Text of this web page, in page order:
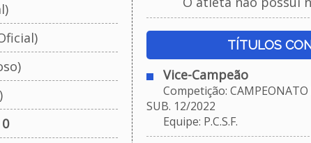
0
TÍTULOS
Vice-Campeão
Competição: CAMPEONATO
SUB. 12/2022
Equipe: P.C.S.F.